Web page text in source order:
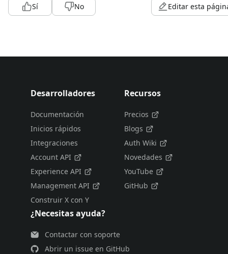
Sí No Editar esta
Desarrolladores
Documentación
Inicios rápidos
Integraciones
Account API
Experience API
Management API
Construir X con Y
Recursos
Precios
Blogs
Auth Wiki
Novedades
YouTube
GitHub
¿Necesitas ayuda?
Contactar con soporte
Abrir un issue en GitHub